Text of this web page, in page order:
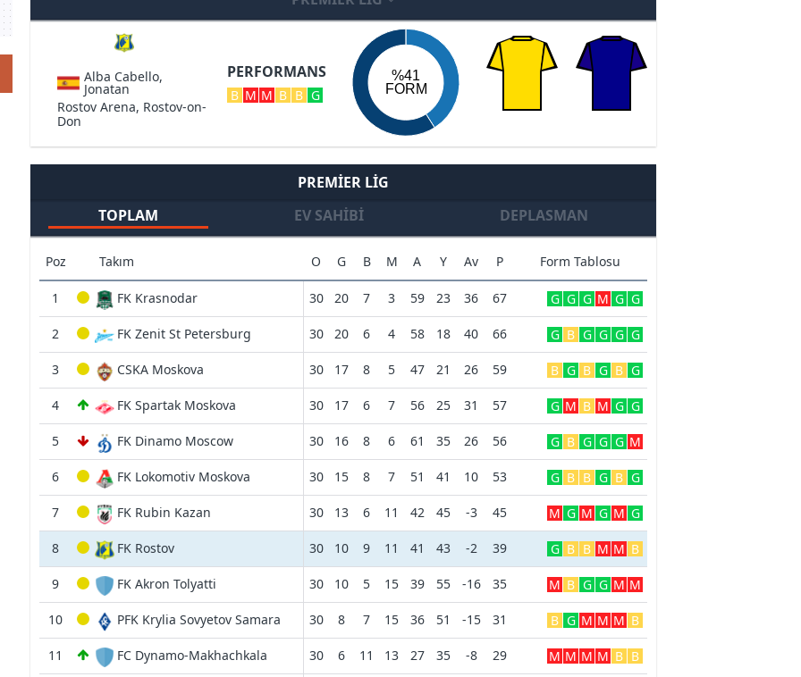
Alba Cabello,
Jonatan
Rostov Arena, Rostov-on-
Don
PERFORMANS
B M M B B G
%41
FORM
PREMIER LIG
TOPLAM
EV SAHIBI DEPLASMAN
Poz Takım O G B M A Y Av P Form Tablosu
1 FK Krasnodar 30 20 7 3 59 23 36 67 G G G M G G
2 FK Zenit St Petersburg 30 20 6 4 58 18 40 66 G B G G G G
3 CSKA Moskova 30 17 8 5 47 21 26 59 B G B G B G
4 FK Spartak Moskova 30 17 6 7 56 25 31 57 G M B M G G
5 FK Dinamo Moscow 30 16 8 6 61 35 26 56 G B G G G M
6 FK Lokomotiv Moskova 30 15 8 7 51 41 10 53 G B B G B G
7 FK Rubin Kazan 30 13 6 11 42 45 -3 45 M G M G M G
8 FK Rostov 30 10 9 11 41 43 -2 39 G B B M M B
9 FK Akron Tolyatti 30 10 5 15 39 55 -16 35 M B G G M M
10 PFK Krylia Sovyetov Samara 30 8 7 15 36 51 -15 31 B G M M M B
11 FC Dynamo-Makhachkala 30 6 11 13 27 35 -8 29 M M M M B B